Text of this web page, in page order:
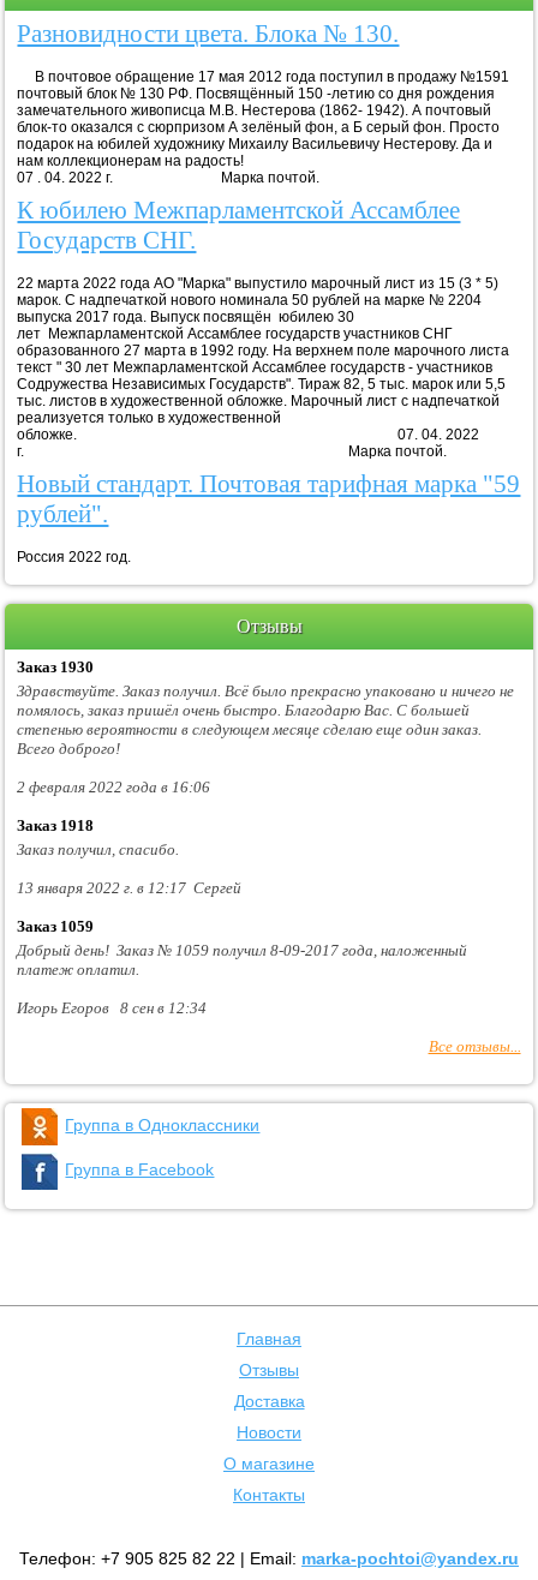
Разновидности цвета. Блока № 130.
В почтовое обращение 17 мая 2012 года поступил в продажу №1591
почтовый блок № 130 РФ. Посвящённый 150 -летию со дня рождения
замечательного живописца М.В. Нестерова (1862- 1942). А почтовый
блок-то оказался с сюрпризом А зелёный фон, а Б серый фон. Просто
подарок на юбилей художнику Михаилу Васильевичу Нестерову. Да и
нам коллекционерам на радость!
07 . 04. 2022 г. Марка почтой.
К юбилею Межпарламентской Ассамблее
Государств СНГ.
22 марта 2022 года АО "Марка" выпустило марочный лист из 15 (3 * 5)
марок. С надпечаткой нового номинала 50 рублей на марке № 2204
выпуска 2017 года. Выпуск посвящён юбилею 30
лет Межпарламентской Ассамблее государств участников СНГ
образованного 27 марта в 1992 году. На верхнем поле марочного листа
текст " 30 лет Межпарламентской Ассамблее государств - участников
Содружества Независимых Государств". Тираж 82, 5 тыс. марок или 5,5
тыс. листов в художественной обложке. Марочный лист с надпечаткой
реализуется только в художественной
обложке. 07. 04. 2022
г. Марка почтой.
Новый стандарт. Почтовая тарифная марка "59
рублей".
Россия 2022 год.
Отзывы
Заказ 1930
Здравствуйте. Заказ получил. Всё было прекрасно упаковано и ничего не
помялось, заказ пришёл очень быстро. Благодарю Вас. С большей
степенью вероятности в следующем месяце сделаю еще один заказ.
Всего доброго!
2 февраля 2022 года в 16:06
Заказ 1918
Заказ получил, спасибо.
13 января 2022 г. в 12:17 Сергей
Заказ 1059
Добрый день! Заказ № 1059 получил 8-09-2017 года, наложенный
платеж оплатил.
Игорь Егоров 8 сен в 12:34
Все отзывы...
Группа в Одноклассники
Группа в Facebook
Главная
Отзывы
Доставка
Новости
О магазине
Контакты
Телефон: +7 905 825 82 22 | Email: marka-pochtoi@yandex.ru